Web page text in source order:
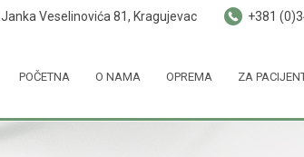
Janka Veselinovića 81, Kragujevac +381
POČETNA O NAMA OPREMA ZA